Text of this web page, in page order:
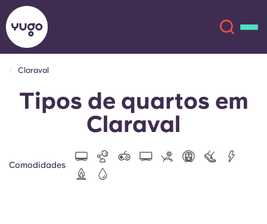
Sobre
Mais
English (GB)
English (US)
Chinese Español
Claraval
Tipos de quartos em
Claraval
Comodidades